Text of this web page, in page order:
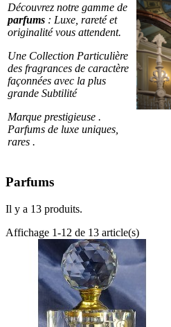
Découvrez notre gamme de
parfums : Luxe, rareté et
originalité vous attendent.
Une Collection Particulière
des fragrances de caractère
façonnées avec la plus
grande Subtilité
Marque prestigieuse .
Parfums de luxe uniques,
rares .
Parfums
Il y a 13 produits.
Affichage 1-12 de 13 article(s)